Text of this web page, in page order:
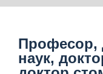
Професор,
наук,